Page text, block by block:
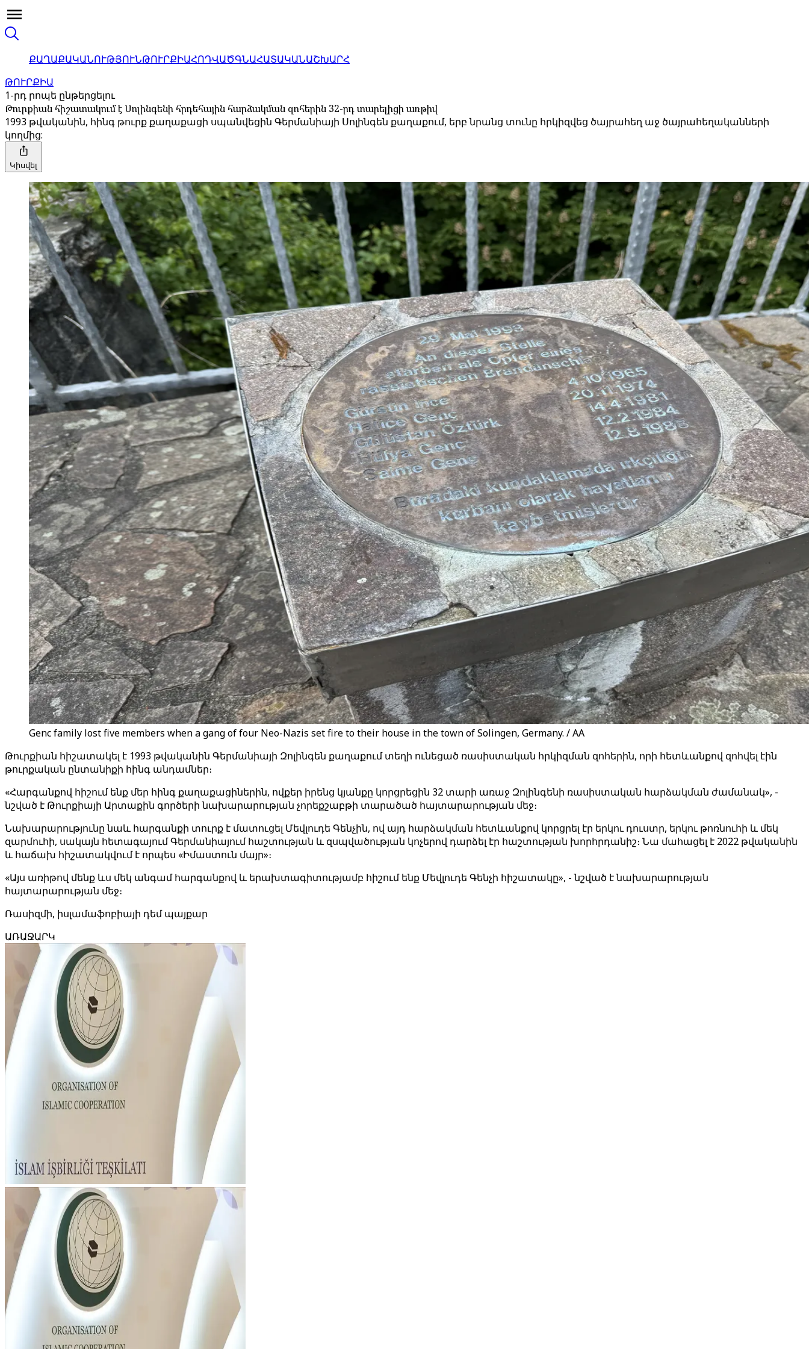
ՔԱՂԱՔԱԿԱՆՈՒԹՅՈՒՆԹՈՒՐՔԻԱՀՈԴՎԱԾԳՆԱՀԱՏԱԿԱՆԱՇԽԱՐՀ
ԹՈՒՐՔԻԱ
1-րդ րոպե ընթերցելու
Թուրքիան հիշատակում է Սոլինգենի հրդեհային հարձակման զոհերին 32-րդ տարելիցի առթիվ
1993 թվականին, հինգ թուրք քաղաքացի սպանվեցին Գերմանիայի Սոլինգեն քաղաքում, երբ նրանց տունը հրկիզվեց ծայրահեղ աջ ծայրահեղականների
կողմից:
Կիսվել
Genc family lost five members when a gang of four Neo-Nazis set fire to their house in the town of Solingen, Germany. / AA
Թուրքիան հիշատակել է 1993 թվականին Գերմանիայի Զոլինգեն քաղաքում տեղի ունեցած ռասիստական հրկիզման զոհերին, որի հետևանքով զոհվել էին
թուրքական ընտանիքի հինգ անդամներ։
«Հարգանքով հիշում ենք մեր հինգ քաղաքացիներին, ովքեր իրենց կյանքը կորցրեցին 32 տարի առաջ Զոլինգենի ռասիստական հարձակման ժամանակ», -
նշված է Թուրքիայի Արտաքին գործերի նախարարության չորեքշաբթի տարածած հայտարարության մեջ։
Նախարարությունը նաև հարգանքի տուրք է մատուցել Մեվլուդե Գենչին, ով այդ հարձակման հետևանքով կորցրել էր երկու դուստր, երկու թոռնուհի և մեկ
զարմուհի, սակայն հետագայում Գերմանիայում հաշտության և զսպվածության կոչերով դարձել էր հաշտության խորհրդանիշ։ Նա մահացել է 2022 թվականին
և հաճախ հիշատակվում է որպես «Իմաստուն մայր»։
«Այս առիթով մենք ևս մեկ անգամ հարգանքով և երախտագիտությամբ հիշում ենք Մեվլուդե Գենչի հիշատակը», - նշված է նախարարության
հայտարարության մեջ։
Ռասիզմի, իսլամաֆոբիայի դեմ պայքար
ԱՌԱՋԱՐԿ